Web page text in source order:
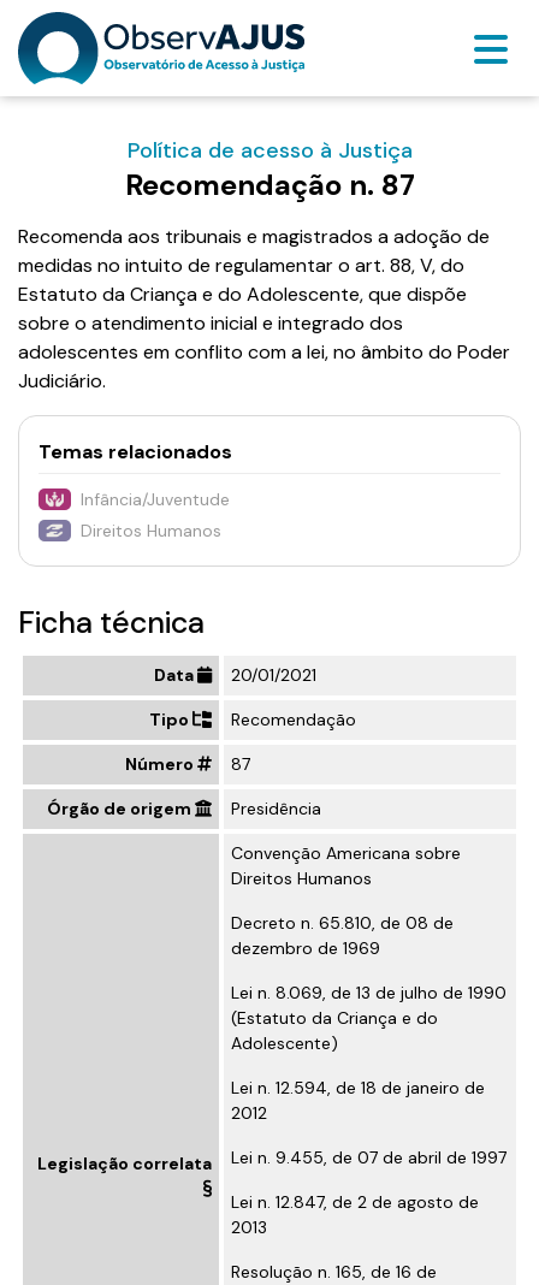
Política de acesso à Justiça
Recomendação n. 87
Recomenda aos tribunais e magistrados a adoção de
medidas no intuito de regulamentar o art. 88, V, do
Estatuto da Criança e do Adolescente, que dispõe
sobre o atendimento inicial e integrado dos
adolescentes em conflito com a lei, no âmbito do Poder
Judiciário.
Temas relacionados
Infância/Juventude
Direitos Humanos
Ficha técnica
Data 20/01/2021
Tipo Recomendação
Número 87
Órgão de origem Presidência
Legislação correlata
Convenção Americana sobre
Direitos Humanos
Decreto n. 65.810, de 08 de
dezembro de 1969
Lei n. 8.069, de 13 de julho de 1990
(Estatuto da Criança e do
Adolescente)
Lei n. 12.594, de 18 de janeiro de
2012
Lei n. 9.455, de 07 de abril de 1997
Lei n. 12.847, de 2 de agosto de
2013
Resolução n. 165, de 16 de